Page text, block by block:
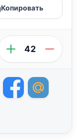
Копировать
42